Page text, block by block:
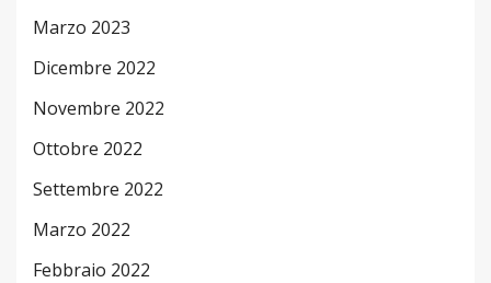
Marzo 2023
Dicembre 2022
Novembre 2022
Ottobre 2022
Settembre 2022
Marzo 2022
Febbraio 2022